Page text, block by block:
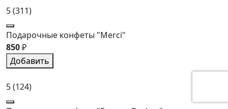
5(311)
Подарочные конфеты "Merci"
850₽
Добавить
5(124)